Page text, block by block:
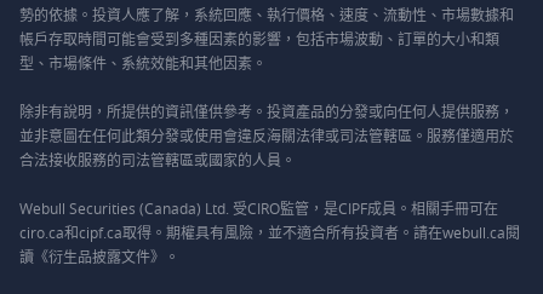
勢的依據。投資人應了解，系統回應、執行價格、速度、流動性、市場數據和
帳戶存取時間可能會受到多種因素的影響，包括市場波動、訂單的大小和類
型、市場條件、系統效能和其他因素。
除非有說明，所提供的資訊僅供參考。投資產品的分發或向任何人提供服務，
並非意圖在任何此類分發或使用會違反海關法律或司法管轄區。服務僅適用於
合法接收服務的司法管轄區或國家的人員。
Webull Securities (Canada) Ltd. 受CIRO監管，是CIPF成員。相關手冊可在
ciro.ca和cipf.ca取得。期權具有風險，並不適合所有投資者。請在webull.ca閱
讀《衍生品披露文件》。